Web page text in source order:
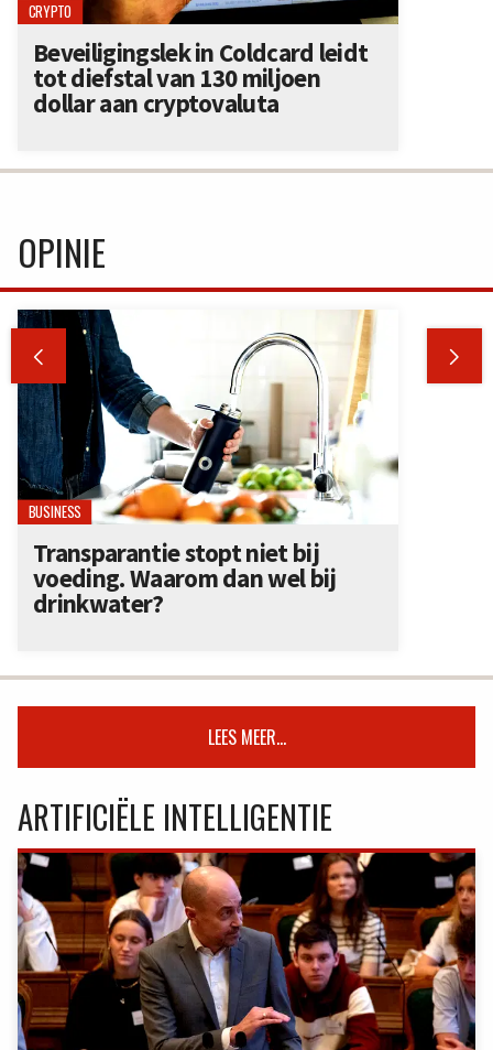
CRYPTO
Beveiligingslek in Coldcard leidt
tot diefstal van 130 miljoen
dollar aan cryptovaluta
OPINIE
 
BUSINESS
Transparantie stopt niet bij
voeding. Waarom dan wel bij
drinkwater?
LEES MEER...
ARTIFICIËLE INTELLIGENTIE